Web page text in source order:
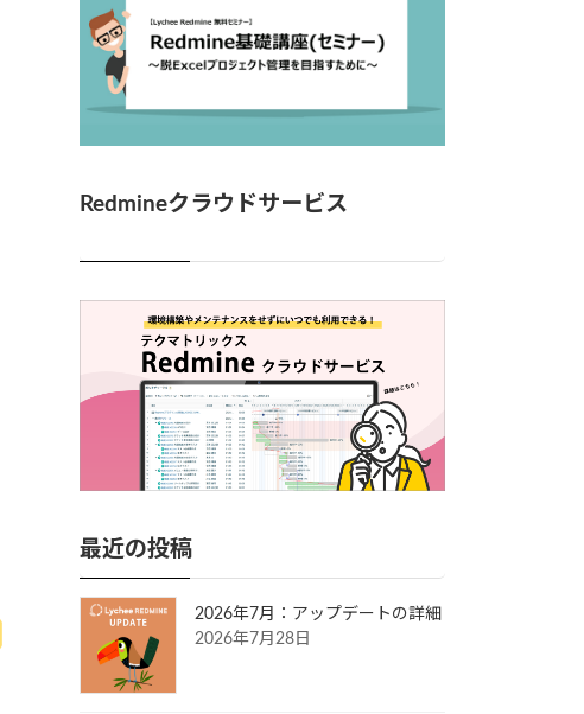
Redmineクラウドサービス
最近の投稿
2026年7月：アップデートの詳細
2026年7月28日